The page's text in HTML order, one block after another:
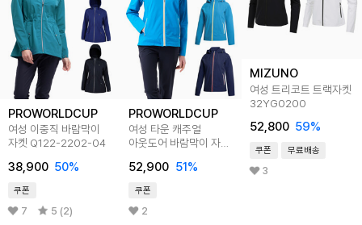
PROWORLDCUP
여성 이중직 바람막이
자켓 Q122-2202-04
38,900 50%
쿠폰
7 5 (2)
PROWORLDCUP
여성 타운 캐주얼
아웃도어 바람막이 자켓
52,900 51%
쿠폰
2
MIZUNO
여성 트리코트 트랙자켓
32YG0200
52,800 59%
쿠폰 무료배송
3